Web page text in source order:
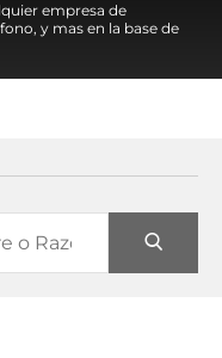
empresa de
y mas en la base de